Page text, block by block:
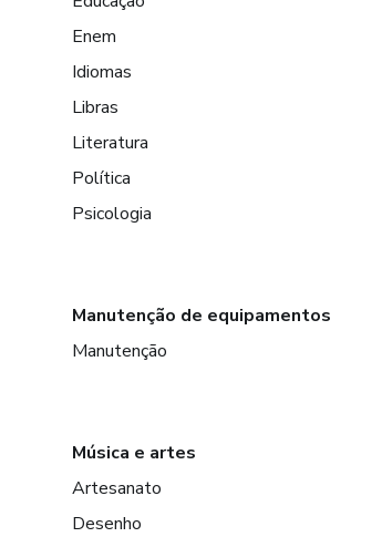
Enem
Idiomas
Libras
Literatura
Política
Psicologia
Manutenção de equipamentos
Manutenção
Música e artes
Artesanato
Desenho